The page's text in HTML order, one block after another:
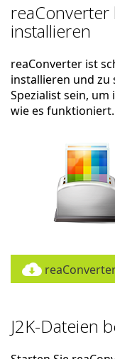
installieren
reaConverter ist
installieren und zu
Spezialist sein,
wie es funktioniert.
J2K-Dateien